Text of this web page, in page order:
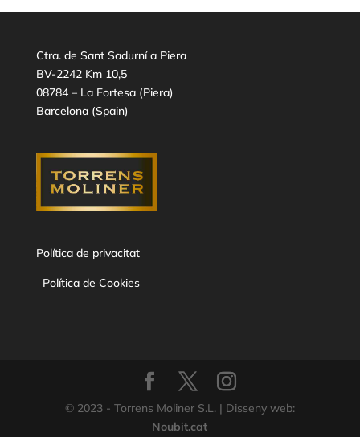
Ctra. de Sant Sadurní a Piera
BV-2242 Km 10,5
08784 – La Fortesa (Piera)
Barcelona (Spain)
Política de privacitat
Política de Cookies
© 2023 - Torrens Moliner S.L. | Disseny web:
Noubit.cat